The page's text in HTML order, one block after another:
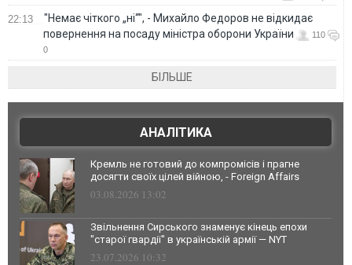
22:13
"Немає чіткого „ні“", - Михайло Федоров не відкидає
повернення на посаду міністра оборони України
110
0
БІЛЬШЕ
АНАЛІТИКА
Кремль не готовий до компромісів і прагне
досягти своїх цілей війною, - Foreign Affairs
03.08.2026 13:02
Звільнення Сирського знаменує кінець епохи
"старої гвардії" в українській армії — NYT
23.07.2026 10:32